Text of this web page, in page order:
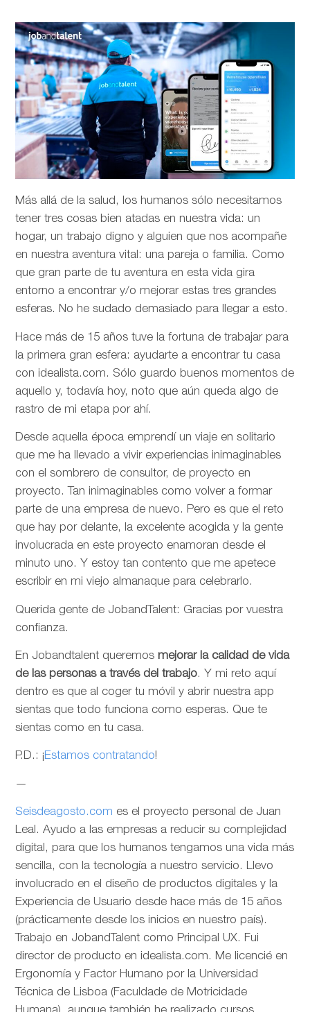
Más allá de la salud, los humanos sólo necesitamos
tener tres cosas bien atadas en nuestra vida: un
hogar, un trabajo digno y alguien que nos acompañe
en nuestra aventura vital: una pareja o familia. Como
que gran parte de tu aventura en esta vida gira
entorno a encontrar y/o mejorar estas tres grandes
esferas. No he sudado demasiado para llegar a esto.
Hace más de 15 años tuve la fortuna de trabajar para
la primera gran esfera: ayudarte a encontrar tu casa
con idealista.com. Sólo guardo buenos momentos de
aquello y, todavía hoy, noto que aún queda algo de
rastro de mi etapa por ahí.
Desde aquella época emprendí un viaje en solitario
que me ha llevado a vivir experiencias inimaginables
con el sombrero de consultor, de proyecto en
proyecto. Tan inimaginables como volver a formar
parte de una empresa de nuevo. Pero es que el reto
que hay por delante, la excelente acogida y la gente
involucrada en este proyecto enamoran desde el
minuto uno. Y estoy tan contento que me apetece
escribir en mi viejo almanaque para celebrarlo.
Querida gente de JobandTalent: Gracias por vuestra
confianza.
En Jobandtalent queremos mejorar la calidad de vida
de las personas a través del trabajo. Y mi reto aquí
dentro es que al coger tu móvil y abrir nuestra app
sientas que todo funciona como esperas. Que te
sientas como en tu casa.
P.D.: ¡Estamos contratando!
—
Seisdeagosto.com es el proyecto personal de Juan
Leal. Ayudo a las empresas a reducir su complejidad
digital, para que los humanos tengamos una vida más
sencilla, con la tecnología a nuestro servicio. Llevo
involucrado en el diseño de productos digitales y la
Experiencia de Usuario desde hace más de 15 años
(prácticamente desde los inicios en nuestro país).
Trabajo en JobandTalent como Principal UX. Fui
director de producto en idealista.com. Me licencié en
Ergonomía y Factor Humano por la Universidad
Técnica de Lisboa (Faculdade de Motricidade